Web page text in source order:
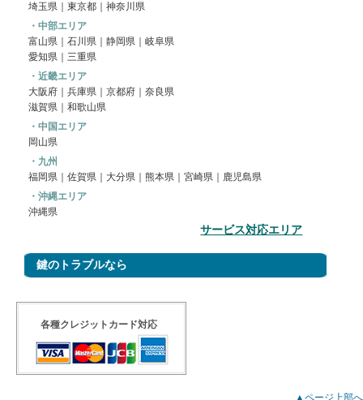
埼玉県
東京都
神奈川県
・中部エリア
富山県｜ 石川県 静岡県
岐阜県
愛知県
三重県
・近畿エリア
大阪府
兵庫県 京都府
奈良県
滋賀県
和歌山県
・中国エリア
岡山県
・九州
福岡県
佐賀県 ｜大分県｜熊本県｜宮崎県｜鹿児島県
・沖縄エリア
沖縄県
サービス対応エリア
鍵のトラブルなら
各種クレジットカード対応